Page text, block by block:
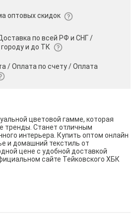
оптовых скидок
по всей РФ и СНГ /
и до ТК
/ Оплата по счету /Оплата
цветовой гамме, которая
тренды. Станет отличным
интерьера. Купить оптом онлайн
и домашний текстиль от
цене с удобной доставкой
сайте Тейковского ХБК